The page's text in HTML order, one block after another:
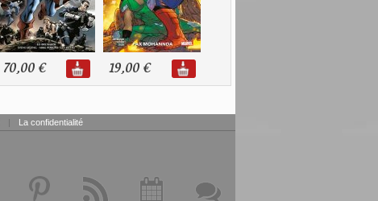
70,00 € 19,00 €
| La confidentialité